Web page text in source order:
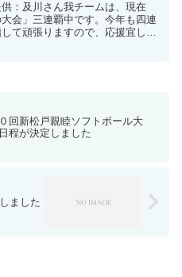
：及川さん我チームは、現在
大会」三連覇中です。今年も四連
て頑張りますので、応援宜しく
０回新松戸親睦ソフトボール大
程が決定しました
ました